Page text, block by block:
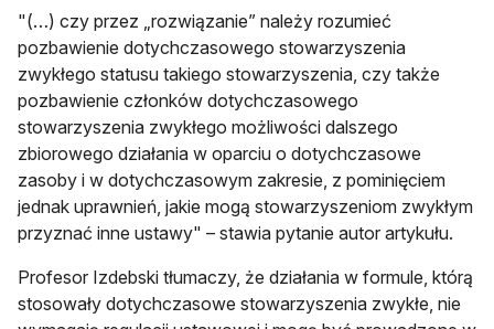
"(…) czy przez „rozwiązanie” należy rozumieć
pozbawienie dotychczasowego stowarzyszenia
zwykłego statusu takiego stowarzyszenia, czy także
pozbawienie członków dotychczasowego
stowarzyszenia zwykłego możliwości dalszego
zbiorowego działania w oparciu o dotychczasowe
zasoby i w dotychczasowym zakresie, z pominięciem
jednak uprawnień, jakie mogą stowarzyszeniom zwykłym
przyznać inne ustawy" – stawia pytanie autor artykułu.
Profesor Izdebski tłumaczy, że działania w formule, którą
stosowały dotychczasowe stowarzyszenia zwykłe, nie